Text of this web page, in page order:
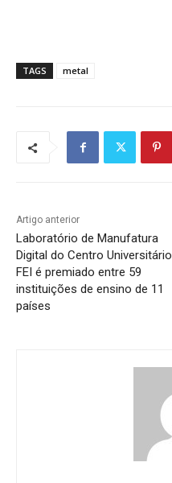
TAGS metal
Artigo anterior
Laboratório de Manufatura
Digital do Centro Universitário
FEI é premiado entre 59
instituições de ensino de 11
países